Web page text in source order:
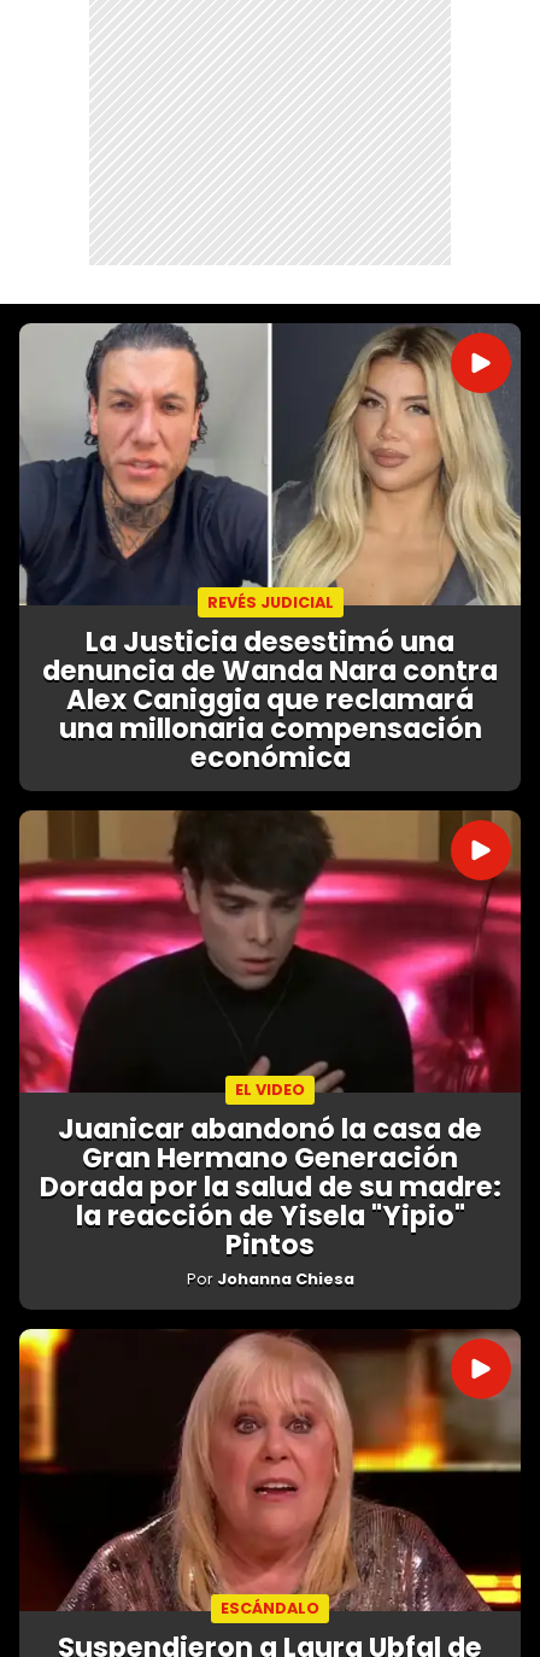
REVÉS JUDICIAL
La Justicia desestimó una
denuncia de Wanda Nara contra
Alex Caniggia que reclamará
una millonaria compensación
económica
EL VIDEO
Juanicar abandonó la casa de
Gran Hermano Generación
Dorada por la salud de su madre:
la reacción de Yisela "Yipio"
Pintos
Por Johanna Chiesa
ESCÁNDALO
Suspendieron a Laura Ubfal de